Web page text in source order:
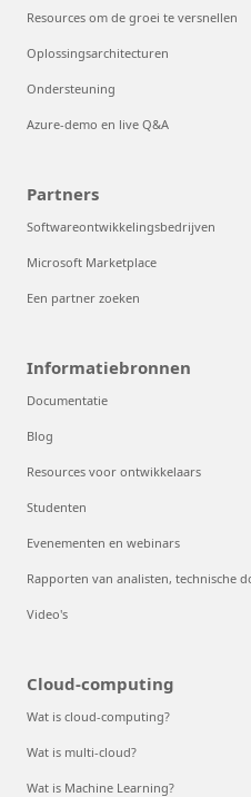
Resources om de groei te versnellen
Oplossingsarchitecturen
Ondersteuning
Azure-demo en live Q&A
Partners
Softwareontwikkelingsbedrijven
Microsoft Marketplace
Een partner zoeken
Informatiebronnen
Documentatie
Blog
Resources voor ontwikkelaars
Studenten
Evenementen en webinars
Rapporten van analisten, technische
Video's
Cloud-computing
Wat is cloud-computing?
Wat is multi-cloud?
Wat is Machine Learning?